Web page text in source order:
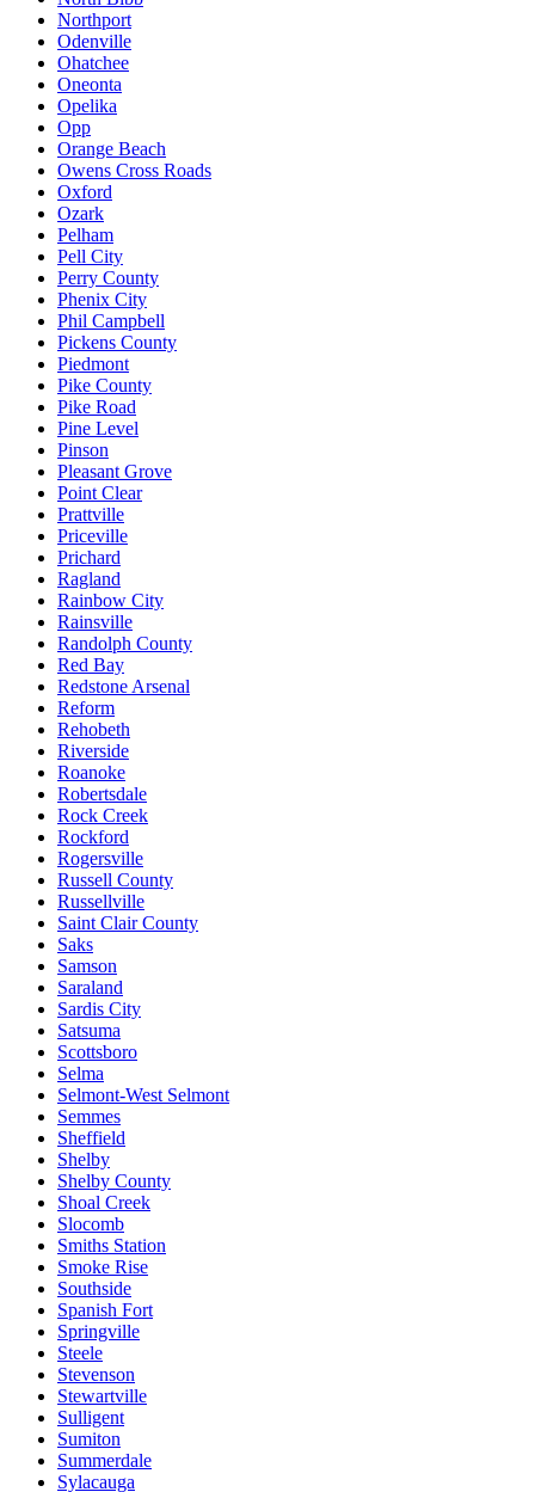
Northport
Odenville
Ohatchee
Oneonta
Opelika
Opp
Orange Beach
Owens Cross Roads
Oxford
Ozark
Pelham
Pell City
Perry County
Phenix City
Phil Campbell
Pickens County
Piedmont
Pike County
Pike Road
Pine Level
Pinson
Pleasant Grove
Point Clear
Prattville
Priceville
Prichard
Ragland
Rainbow City
Rainsville
Randolph County
Red Bay
Redstone Arsenal
Reform
Rehobeth
Riverside
Roanoke
Robertsdale
Rock Creek
Rockford
Rogersville
Russell County
Russellville
Saint Clair County
Saks
Samson
Saraland
Sardis City
Satsuma
Scottsboro
Selma
Selmont-West Selmont
Semmes
Sheffield
Shelby
Shelby County
Shoal Creek
Slocomb
Smiths Station
Smoke Rise
Southside
Spanish Fort
Springville
Steele
Stevenson
Stewartville
Sulligent
Sumiton
Summerdale
Sylacauga